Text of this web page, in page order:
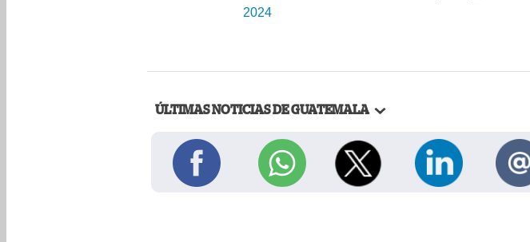
2024
ÚLTIMAS NOTICIAS DE GUATEMALA